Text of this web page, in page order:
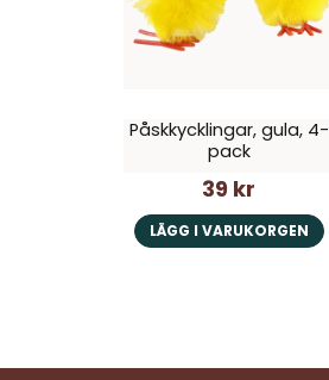
Påskkycklingar, gula, 4-
pack
39 kr
LÄGG I VARUKORGEN